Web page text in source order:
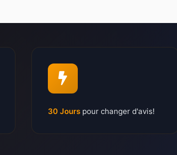
30 Jours pour changer d'avis!